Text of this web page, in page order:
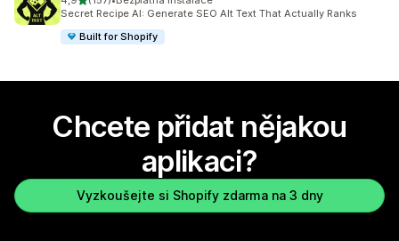
Celkový počet recenzí: 157
Secret Recipe AI: Generate SEO Alt Text That Actually Ranks
Built for Shopify
Chcete přidat nějakou
aplikaci?
Vyzkoušejte si Shopify zdarma na 3 dny